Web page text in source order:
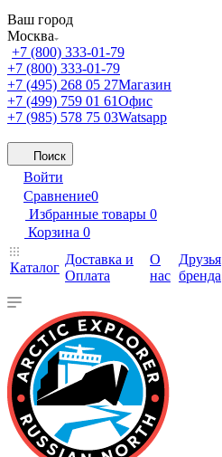
Ваш город
Москва
+7 (800) 333-01-79
+7 (800) 333-01-79
+7 (495) 268 05 27Магазин
+7 (499) 759 01 61Офис
+7 (985) 578 75 03Watsapp
Поиск
Войти
Сравнение0
Избранные товары 0
Корзина 0
Каталог
Доставка и
Оплата
О
нас
Друзья
бренда